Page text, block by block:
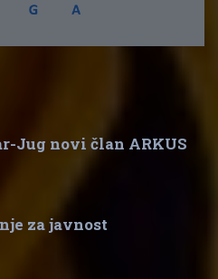
Jug novi član ARKUS
za javnost